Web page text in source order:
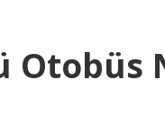
Otobüs